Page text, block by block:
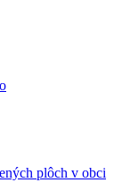
plôch v obci